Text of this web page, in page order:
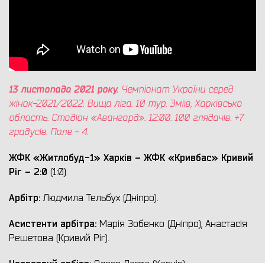
13 листопада 2021 року. Чемпіонат України серед
жінок-2021/2022. Вища ліга. 10 тур. Зміїв, Харківська
область. Стадіон «Авангард». 12:00. 100 глядачів. +7
градусів. Поле - 4.
ЖФК «Житлобуд-1» Харків – ЖФК «Кривбас» Кривий
Ріг – 2:0 (1:0)
Арбітр: Людмила Тельбух (Дніпро).
Асистенти арбітра: Марія Зобенко (Дніпро), Анастасія
Решетова (Кривий Ріг).